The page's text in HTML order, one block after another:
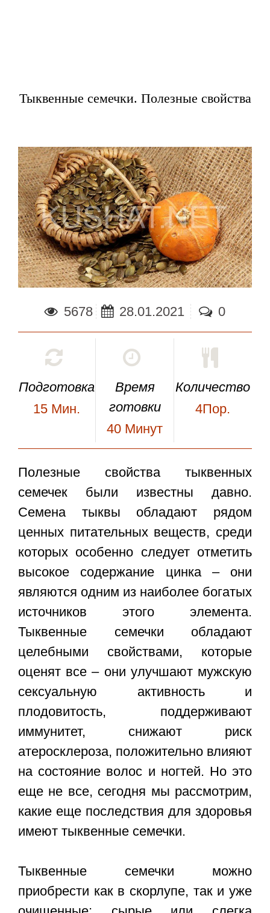
Тыквенные семечки. Полезные свойства
5678 28.01.2021 0
Подготовка
15 Мин.
Время
готовки
40 Минут
Количество
4Пор.
Полезные свойства тыквенных
семечек были известны давно.
Семена тыквы обладают рядом
ценных питательных веществ, среди
которых особенно следует отметить
высокое содержание цинка – они
являются одним из наиболее богатых
источников этого элемента.
Тыквенные семечки обладают
целебными свойствами, которые
оценят все – они улучшают мужскую
сексуальную активность и
плодовитость, поддерживают
иммунитет, снижают риск
атеросклероза, положительно влияют
на состояние волос и ногтей. Но это
еще не все, сегодня мы рассмотрим,
какие еще последствия для здоровья
имеют тыквенные семечки.
Тыквенные семечки можно
приобрести как в скорлупе, так и уже